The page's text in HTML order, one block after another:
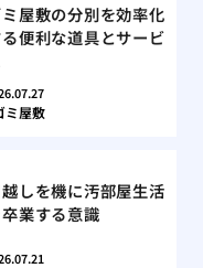
屋敷の分別を効率化
便利な道具とサービ
ミ屋敷
しを機に汚部屋生活
業する意識